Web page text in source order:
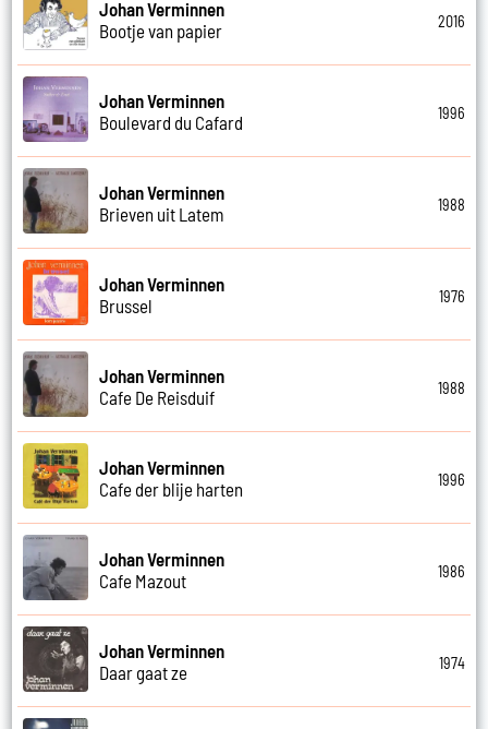
Johan Verminnen
Bootje van papier
2016
Johan Verminnen
Boulevard du Cafard
1996
Johan Verminnen
Brieven uit Latem
1988
Johan Verminnen
Brussel
1976
Johan Verminnen
Cafe De Reisduif
1988
Johan Verminnen
Cafe der blije harten
1996
Johan Verminnen
Cafe Mazout
1986
Johan Verminnen
Daar gaat ze
1974